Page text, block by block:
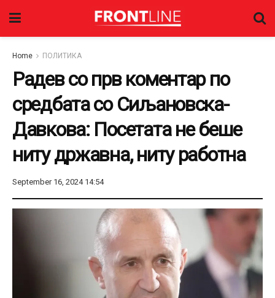
Home ПОЛИТИКА
Радев со прв коментар по
средбата со Сиљановска-
Давкова: Посетата не беше
ниту државна, ниту работна
September 16, 2024 14:54